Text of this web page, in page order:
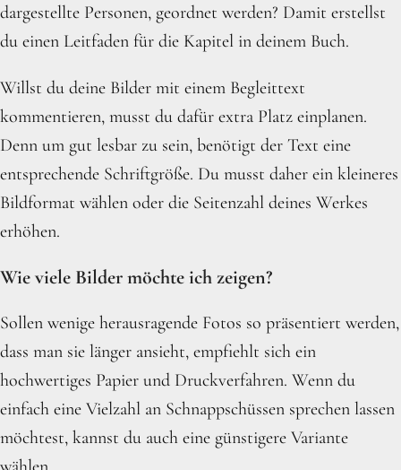
dargestellte Personen, geordnet werden? Damit erstellst
du einen Leitfaden für die Kapitel in deinem Buch.
Willst du deine Bilder mit einem Begleittext
kommentieren, musst du dafür extra Platz einplanen.
Denn um gut lesbar zu sein, benötigt der Text eine
entsprechende Schriftgröße. Du musst daher ein kleineres
Bildformat wählen oder die Seitenzahl deines Werkes
erhöhen.
Wie viele Bilder möchte ich zeigen?
Sollen wenige herausragende Fotos so präsentiert werden,
dass man sie länger ansieht, empfiehlt sich ein
hochwertiges Papier und Druckverfahren. Wenn du
einfach eine Vielzahl an Schnappschüssen sprechen lassen
möchtest, kannst du auch eine günstigere Variante